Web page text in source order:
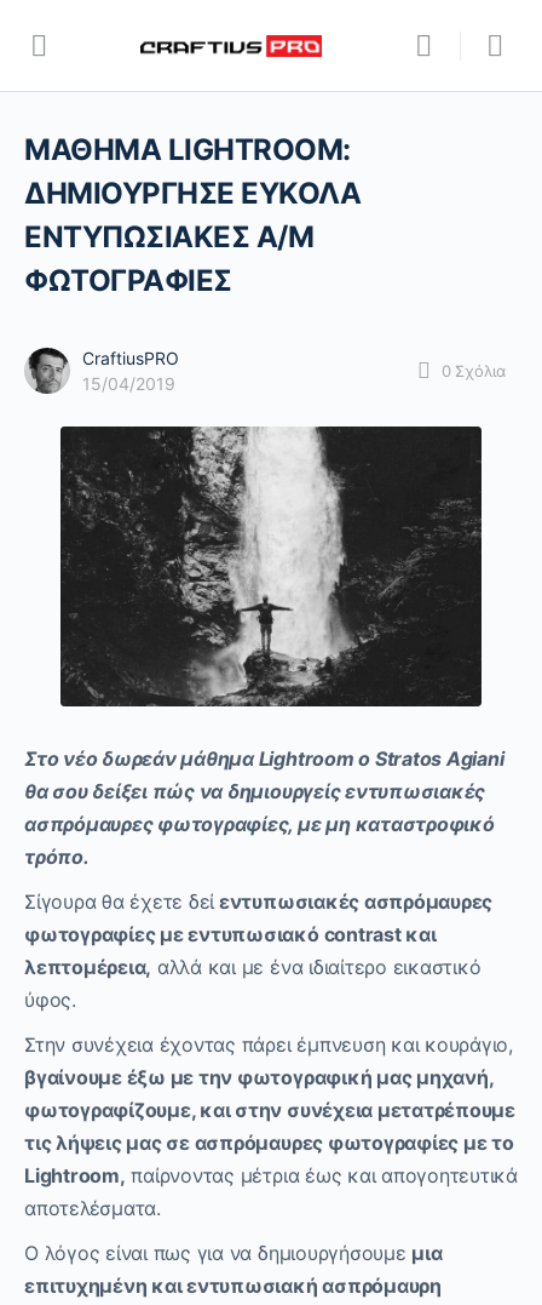
ΜΑΘΗΜΑ LIGHTROOM:
ΔΗΜΙΟΥΡΓΗΣΕ ΕΥΚΟΛΑ
ΕΝΤΥΠΩΣΙΑΚΕΣ Α/Μ
ΦΩΤΟΓΡΑΦΙΕΣ
CraftiusPRO
15/04/2019
0 Σχόλια
Στο νέο δωρεάν μάθημα Lightroom ο Stratos Agiani
θα σου δείξει πώς να δημιουργείς εντυπωσιακές
ασπρόμαυρες φωτογραφίες, με μη καταστροφικό
τρόπο.
Σίγουρα θα έχετε δείεντυπωσιακές ασπρόμαυρες
φωτογραφίες με εντυπωσιακό contrast και
λεπτομέρεια, αλλά και με ένα ιδιαίτερο εικαστικό
ύφος.
Στην συνέχεια έχοντας πάρει έμπνευση και κουράγιο,
βγαίνουμε έξω με την φωτογραφική μας μηχανή,
φωτογραφίζουμε, και στην συνέχεια μετατρέπουμε
τις λήψεις μας σε ασπρόμαυρες φωτογραφίες με το
Lightroom, παίρνοντας μέτρια έως και απογοητευτικά
αποτελέσματα.
Ο λόγος είναι πως για να δημιουργήσουμε μια
επιτυχημένη και εντυπωσιακή ασπρόμαυρη